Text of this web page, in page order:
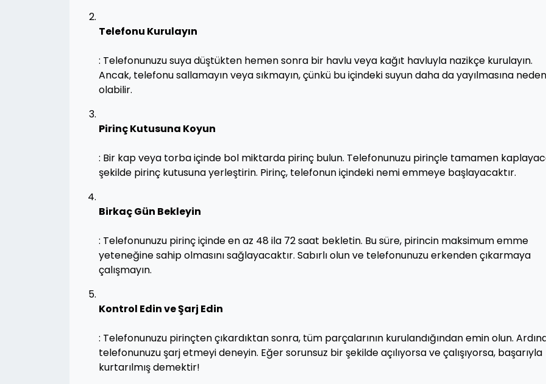
Telefonu Kurulayın
: Telefonunuzu suya düştükten hemen sonra bir havlu veya kağıt havluyla nazikçe kurulayın.
Ancak, telefonu sallamayın veya sıkmayın, çünkü bu içindeki suyun daha da yayılmasına neden
olabilir.
Pirinç Kutusuna Koyun
: Bir kap veya torba içinde bol miktarda pirinç bulun. Telefonunuzu pirinçle tamamen
şekilde pirinç kutusuna yerleştirin. Pirinç, telefonun içindeki nemi emmeye başlayacaktır.
Birkaç Gün Bekleyin
: Telefonunuzu pirinç içinde en az 48 ila 72 saat bekletin. Bu süre, pirincin maksimum emme
yeteneğine sahip olmasını sağlayacaktır. Sabırlı olun ve telefonunuzu erkenden çıkarmaya
çalışmayın.
Kontrol Edin ve Şarj Edin
: Telefonunuzu pirinçten çıkardıktan sonra, tüm parçalarının kurulandığından emin olun.
telefonunuzu şarj etmeyi deneyin. Eğer sorunsuz bir şekilde açılıyorsa ve çalışıyorsa, başarıyla
kurtarılmış demektir!